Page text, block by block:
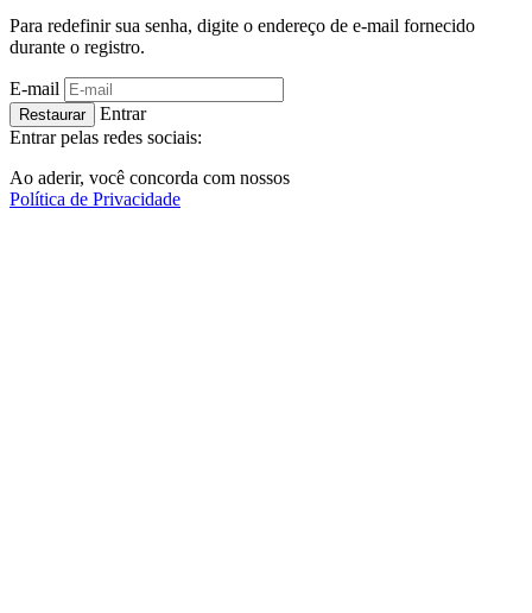
Para redefinir sua senha, digite o endereço de e-mail fornecido
durante o registro.
E-mail
Restaurar
Entrar
Entrar pelas redes sociais:
Ao aderir, você concorda com nossos
Política de Privacidade